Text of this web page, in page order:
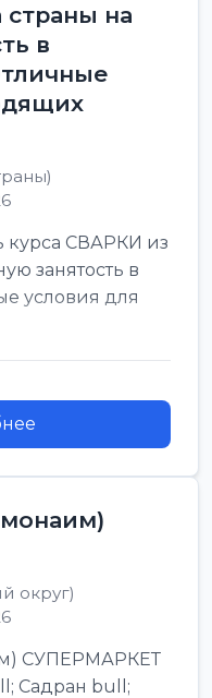
на
в
курса СВАРКИ из
занятость в
условия для
округ)
СУПЕРМАРКЕТ
Садран bull;